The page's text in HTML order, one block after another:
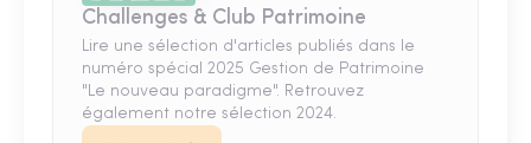
Challenges & Club Patrimoine
Lire une sélection d'articles publiés dans le
numéro spécial 2025 Gestion de Patrimoine
"Le nouveau paradigme". Retrouvez
également notre sélection 2024.